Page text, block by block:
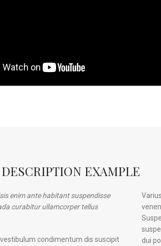
EXAMPLE
enim ante habitant suspendisse
curabitur ullamcorper tellus
condimentum dis suscipit
dui